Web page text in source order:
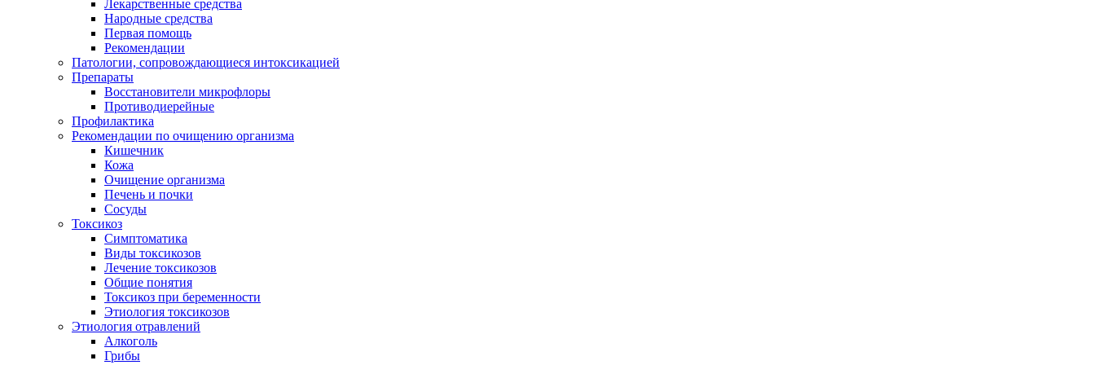
Лекарственные средства
Народные средства
Первая помощь
Рекомендации
Патологии, сопровождающиеся интоксикацией
Препараты
Восстановители микрофлоры
Противодиерейные
Профилактика
Рекомендации по очищению организма
Кишечник
Кожа
Очищение организма
Печень и почки
Сосуды
Токсикоз
Cимптоматика
Виды токсикозов
Лечение токсикозов
Общие понятия
Токсикоз при беременности
Этиология токсикозов
Этиология отравлений
Алкоголь
Грибы